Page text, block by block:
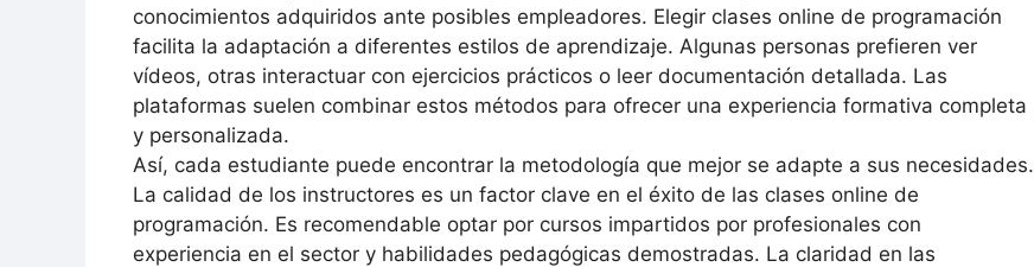
conocimientos adquiridos ante posibles empleadores. Elegir clases online de programación
facilita la adaptación a diferentes estilos de aprendizaje. Algunas personas prefieren ver
vídeos, otras interactuar con ejercicios prácticos o leer documentación detallada. Las
plataformas suelen combinar estos métodos para ofrecer una experiencia formativa completa
y personalizada.
Así, cada estudiante puede encontrar la metodología que mejor se adapte a sus necesidades.
La calidad de los instructores es un factor clave en el éxito de las clases online de
programación. Es recomendable optar por cursos impartidos por profesionales con
experiencia en el sector y habilidades pedagógicas demostradas. La claridad en las